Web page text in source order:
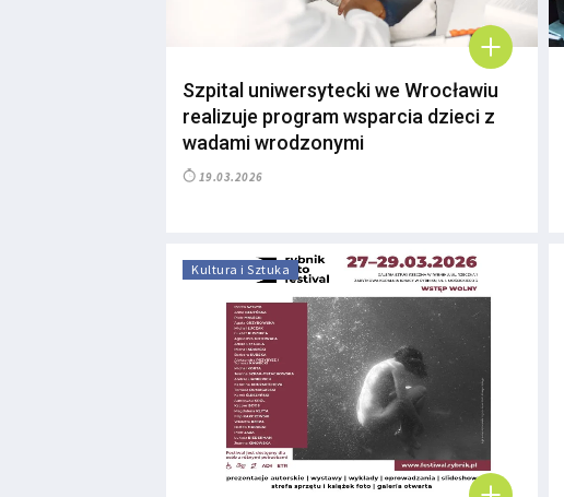
Szpital uniwersytecki we Wrocławiu
realizuje program wsparcia dzieci z
wadami wrodzonymi
19.03.2026
Kultura i Sztuka